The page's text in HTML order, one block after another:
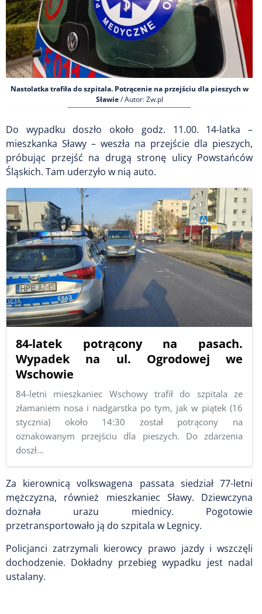
Nastolatka trafiła do szpitala. Potrącenie na przejściu dla pieszych w
Sławie / Autor: Zw.pl
Do wypadku doszło około godz. 11.00. 14-latka –
mieszkanka Sławy – weszła na przejście dla pieszych,
próbując przejść na drugą stronę ulicy Powstańców
Śląskich. Tam uderzyło w nią auto.
84-latek potrącony na pasach.
Wypadek na ul. Ogrodowej we
Wschowie
84-letni mieszkaniec Wschowy trafił do szpitala ze
złamaniem nosa i nadgarstka po tym, jak w piątek (16
stycznia) około 14:30 został potrącony na
oznakowanym przejściu dla pieszych. Do zdarzenia
doszł…
Za kierownicą volkswagena passata siedział 77-letni
mężczyzna, również mieszkaniec Sławy. Dziewczyna
doznała urazu miednicy. Pogotowie
przetransportowało ją do szpitala w Legnicy.
Policjanci zatrzymali kierowcy prawo jazdy i wszczęli
dochodzenie. Dokładny przebieg wypadku jest nadal
ustalany.